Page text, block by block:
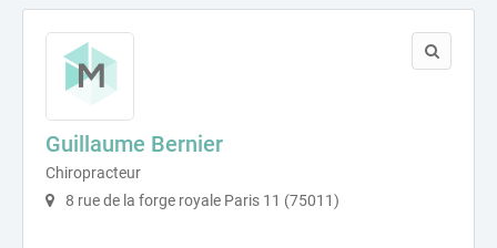
Guillaume Bernier
Chiropracteur
8 rue de la forge royale Paris 11 (75011)